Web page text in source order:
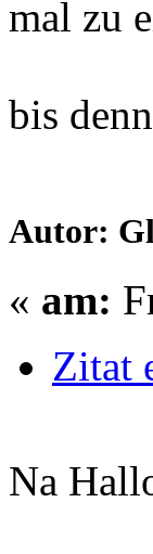
mal zu
bis
Autor:
« am:
Zitat
Na